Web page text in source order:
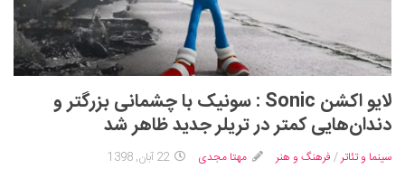
لایو اکشن Sonic : سونیک با چشمانی بزرگتر و
دندان‌هایی کمتر در تریلر جدید ظاهر شد
سینما و تئاتر / فرهنگ و هنر مهتا مجدی 22 آبان, 1398